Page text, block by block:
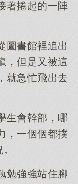
著捲起的一陣
圖書館裡追出
，但是又被這
就急忙飛出去
生會幹部，哪
，一個個都撲
勉強強站住腳